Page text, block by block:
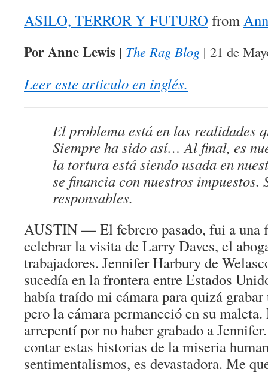
ASILO, TERROR Y FUTURO from
Por Anne Lewis | The Rag Blog | 21 de
Leer este articulo en inglés.
El problema está en las realidades
Siempre ha sido así… Al final, es
la tortura está siendo usada en
se financia con nuestros impuestos.
responsables.
AUSTIN — El febrero pasado, fui a una
celebrar la visita de Larry Daves, el
trabajadores. Jennifer Harbury de
sucedía en la frontera entre Estados
había traído mi cámara para quizá
pero la cámara permaneció en su maleta.
arrepentí por no haber grabado a
contar estas historias de la miseria
sentimentalismos, es devastadora. Me